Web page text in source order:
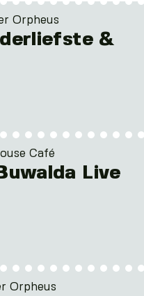
Orpheus
&
Café
Live
Orpheus